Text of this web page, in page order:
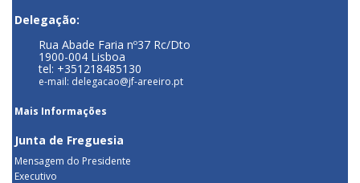
Delegação:
Rua Abade Faria nº37 Rc/Dto
1900-004 Lisboa
tel: +351218485130
e-mail: delegacao@jf-areeiro.pt
Mais Informações
Junta de Freguesia
Mensagem do Presidente
Executivo